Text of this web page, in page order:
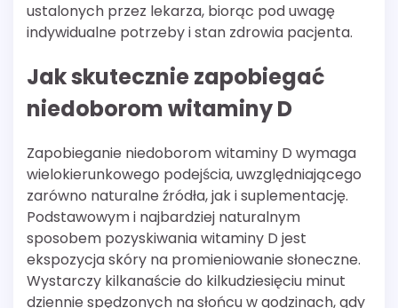
ustalonych przez lekarza, biorąc pod uwagę
indywidualne potrzeby i stan zdrowia pacjenta.
Jak skutecznie zapobiegać
niedoborom witaminy D
Zapobieganie niedoborom witaminy D wymaga
wielokierunkowego podejścia, uwzględniającego
zarówno naturalne źródła, jak i suplementację.
Podstawowym i najbardziej naturalnym
sposobem pozyskiwania witaminy D jest
ekspozycja skóry na promieniowanie słoneczne.
Wystarczy kilkanaście do kilkudziesięciu minut
dziennie spędzonych na słońcu w godzinach, gdy